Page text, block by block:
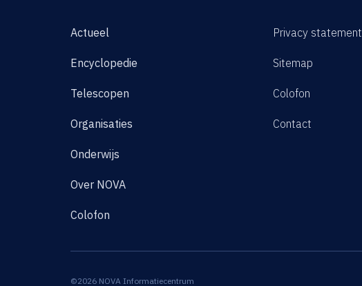
Actueel
Encyclopedie
Telescopen
Organisaties
Onderwijs
Over NOVA
Colofon
Privacy statement
Sitemap
Colofon
Contact
©2026 NOVA Informatiecentrum